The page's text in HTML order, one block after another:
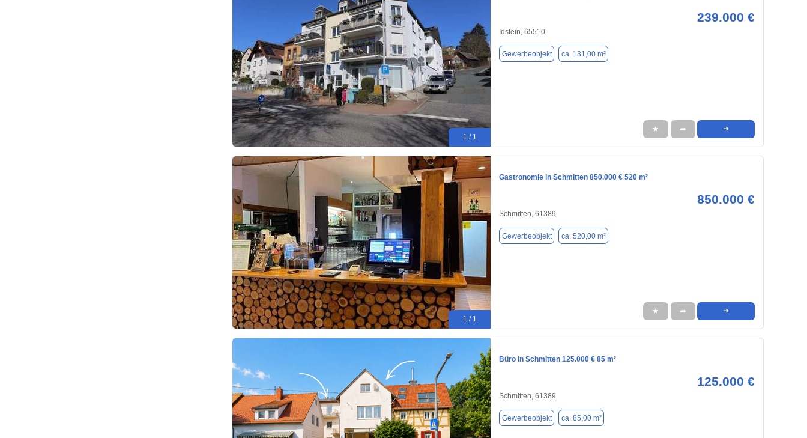
1 / 1
239.000 €
Idstein, 65510
Gewerbeobjekt ca. 131,00 m²
★ ➦ ➜
1 / 1
Gastronomie in Schmitten 850.000 € 520 m²
850.000 €
Schmitten, 61389
Gewerbeobjekt ca. 520,00 m²
★ ➦ ➜
Büro in Schmitten 125.000 € 85 m²
125.000 €
Schmitten, 61389
Gewerbeobjekt ca. 85,00 m²